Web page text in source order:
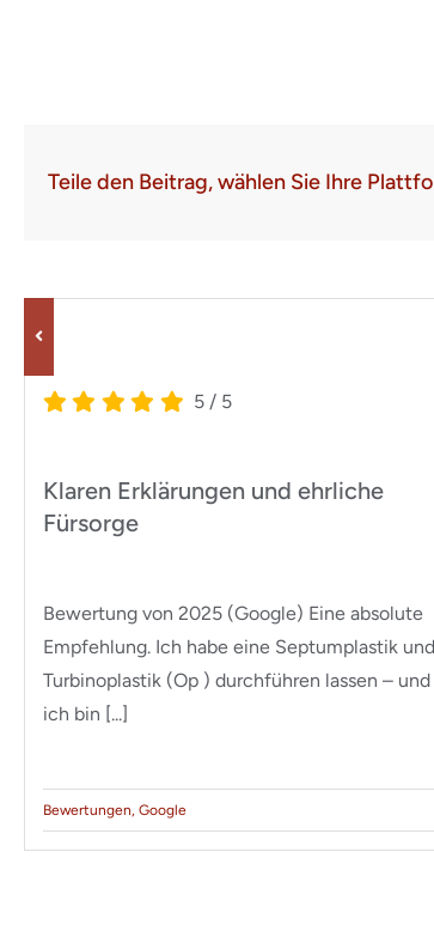
Teile den Beitrag, wählen Sie Ihre
5 / 5
Klaren Erklärungen und ehrliche
Fürsorge
Bewertung von 2025 (Google) Eine absolute
Empfehlung. Ich habe eine Septumplastik und
Turbinoplastik (Op ) durchführen lassen – und
ich bin [...]
Bewertungen, Google